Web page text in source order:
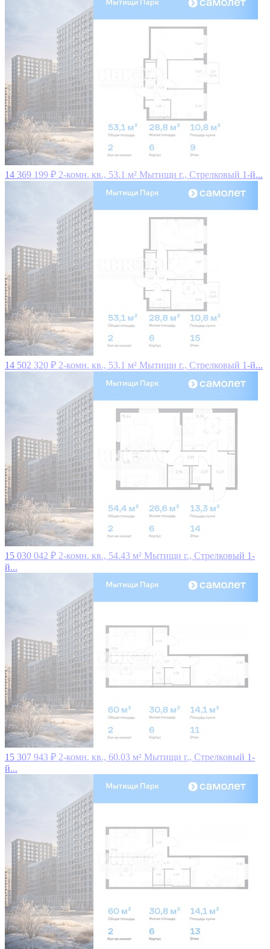
14 369 199 ₽ 2-комн. кв., 53.1 м² Мытищи г., Стрелковый 1-й...
14 502 320 ₽ 2-комн. кв., 53.1 м² Мытищи г., Стрелковый 1-й...
15 030 042 ₽ 2-комн. кв., 54.43 м² Мытищи г., Стрелковый 1-
й...
15 307 943 ₽ 2-комн. кв., 60.03 м² Мытищи г., Стрелковый 1-
й...